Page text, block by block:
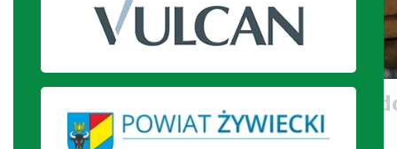
Nalewanie wody dla zwierząt
zoo.